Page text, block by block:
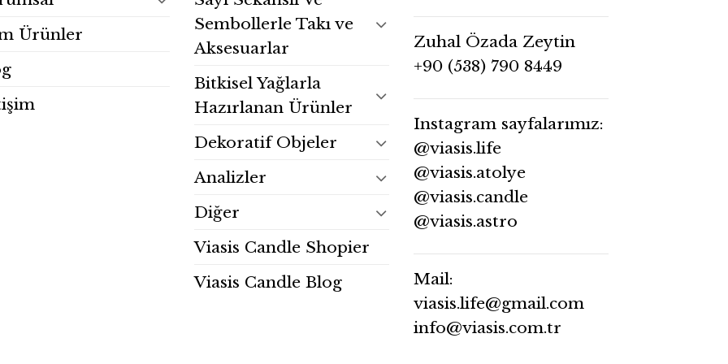
Ürünler
Sembollerle Takı ve
Aksesuarlar
Bitkisel Yağlarla
Hazırlanan Ürünler
Dekoratif Objeler
Analizler
Diğer
Viasis Candle Shopier
Viasis Candle Blog
Zuhal Özada Zeytin
+90 (538) 790 8449
Instagram sayfalarımız:
@viasis.life
@viasis.atolye
@viasis.candle
@viasis.astro
Mail:
viasis.life@gmail.com
info@viasis.com.tr